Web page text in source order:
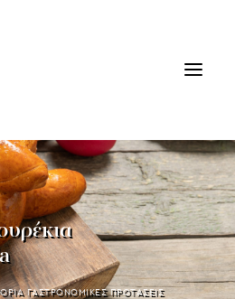
ΓΑΣΤΡΟΝΟΜΙΚΕΣ ΠΡΟΤΑΣΕΙΣ